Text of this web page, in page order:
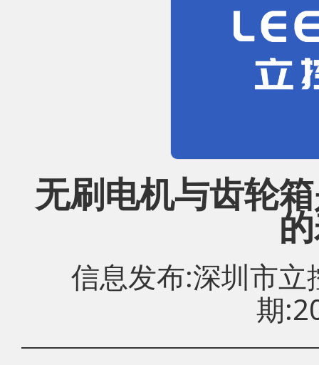
无刷电机与齿轮
信息发布:深圳市
期